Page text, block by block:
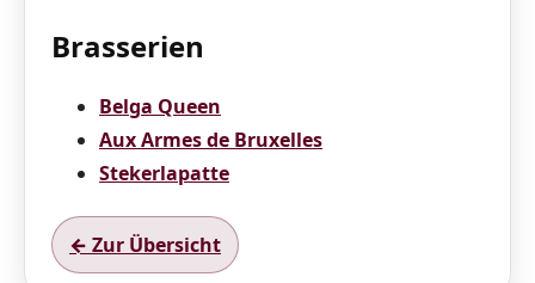
Brasserien
Belga Queen
Aux Armes de Bruxelles
Stekerlapatte
← Zur Übersicht